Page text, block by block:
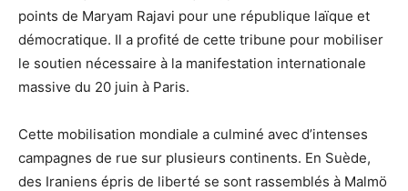
points de Maryam Rajavi pour une république laïque et
démocratique. Il a profité de cette tribune pour mobiliser
le soutien nécessaire à la manifestation internationale
massive du 20 juin à Paris.
Cette mobilisation mondiale a culminé avec d’intenses
campagnes de rue sur plusieurs continents. En Suède,
des Iraniens épris de liberté se sont rassemblés à Malmö